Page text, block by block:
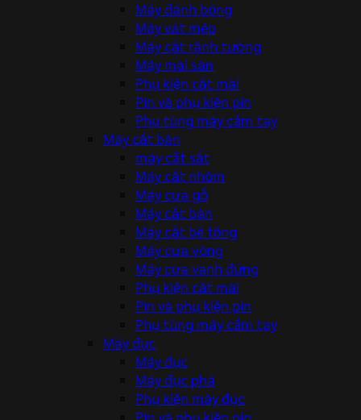
Máy đánh bóng
Máy vát mép
Máy cắt rãnh tường
Máy mài sàn
Phụ kiện cắt mài
Pin và phụ kiện pin
Phụ tùng máy cầm tay
Máy cắt bàn
máy cắt sắt
Máy cắt nhôm
Máy cưa gỗ
Máy cắt bàn
Máy cắt bê tông
Máy cưa vòng
Máy cưa vanh đứng
Phụ kiện cắt mài
Pin và phụ kiện pin
Phụ tùng máy cầm tay
Máy đục
Máy đục
Máy đục phá
Phụ kiện máy đục